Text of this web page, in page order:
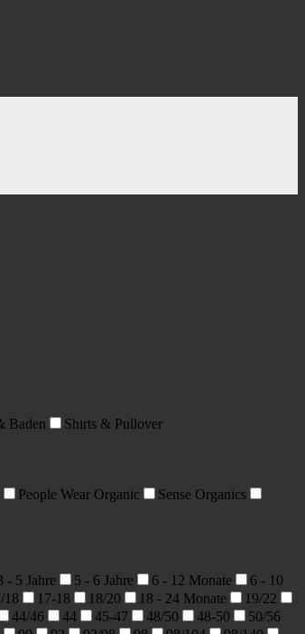
Baden
Shirts & Pullover
People Wear Organic
Sense Organics
- 5 Jahre 5 - 6 Jahre 6 - 12 Monate
6 - 10
18 17-18 18/20 18 - 24 Monate
19/22
44/46 44 45-47 48/50 48-50
50/56